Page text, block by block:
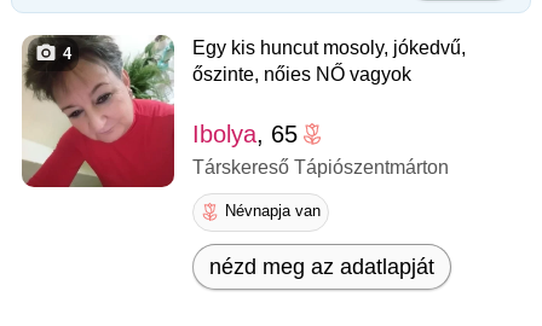
4
Egy kis huncut mosoly, jókedvű,
őszinte, nőies NŐ vagyok
Ibolya, 65
Társkereső Tápiószentmárton
Névnapja van
nézd meg az adatlapját